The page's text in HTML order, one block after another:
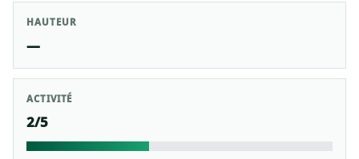
HAUTEUR
—
ACTIVITÉ
2/5